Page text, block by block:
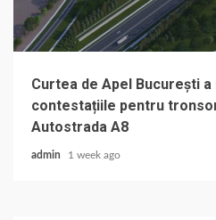
Curtea de Apel București
contestațiile pentru
Autostrada A8
admin 1 week ago